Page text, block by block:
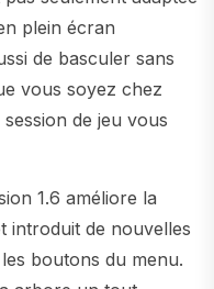
plein écran
de basculer sans
vous soyez chez
de jeu vous
1.6 améliore la
introduit de nouvelles
boutons du menu.